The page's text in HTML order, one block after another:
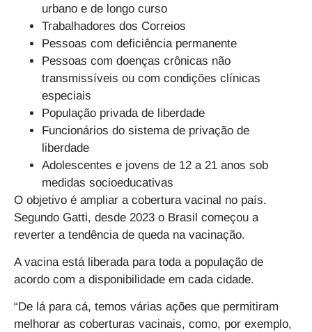
urbano e de longo curso
Trabalhadores dos Correios
Pessoas com deficiência permanente
Pessoas com doenças crônicas não
transmissíveis ou com condições clínicas
especiais
População privada de liberdade
Funcionários do sistema de privação de
liberdade
Adolescentes e jovens de 12 a 21 anos sob
medidas socioeducativas
O objetivo é ampliar a cobertura vacinal no país.
Segundo Gatti, desde 2023 o Brasil começou a
reverter a tendência de queda na vacinação.
A vacina está liberada para toda a população de
acordo com a disponibilidade em cada cidade.
“De lá para cá, temos várias ações que permitiram
melhorar as coberturas vacinais, como, por exemplo,